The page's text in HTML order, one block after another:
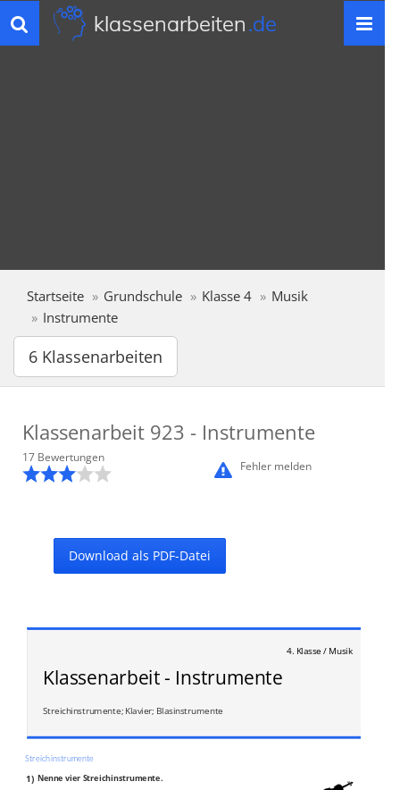
Toggle
navigation
klassenarbeiten.de
Startseite Grundschule Klasse 4
Musik
Instrumente
6 Klassenarbeiten
Klassenarbeit 923 - Instrumente
Fehler melden
17 Bewertungen
Download als PDF-Datei
4. Klasse / Musik
Klassenarbeit - Instrumente
Streichinstrumente; Klavier; Blasinstrumente
Streichinstrumente
1) Nenne vier Streichinstrumente.